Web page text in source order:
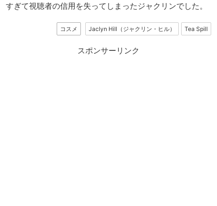
すぎて視聴者の信用を失ってしまったジャクリンでした。
コスメ Jaclyn Hill（ジャクリン・ヒル） Tea Spill
スポンサーリンク